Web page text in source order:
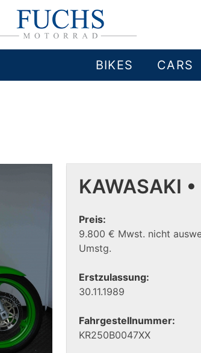
BIKES CARS
KAWASAKI
Preis:
9.800 € Mwst. nicht
Umstg.
Erstzulassung:
30.11.1989
Fahrgestellnummer:
KR250B0047XX